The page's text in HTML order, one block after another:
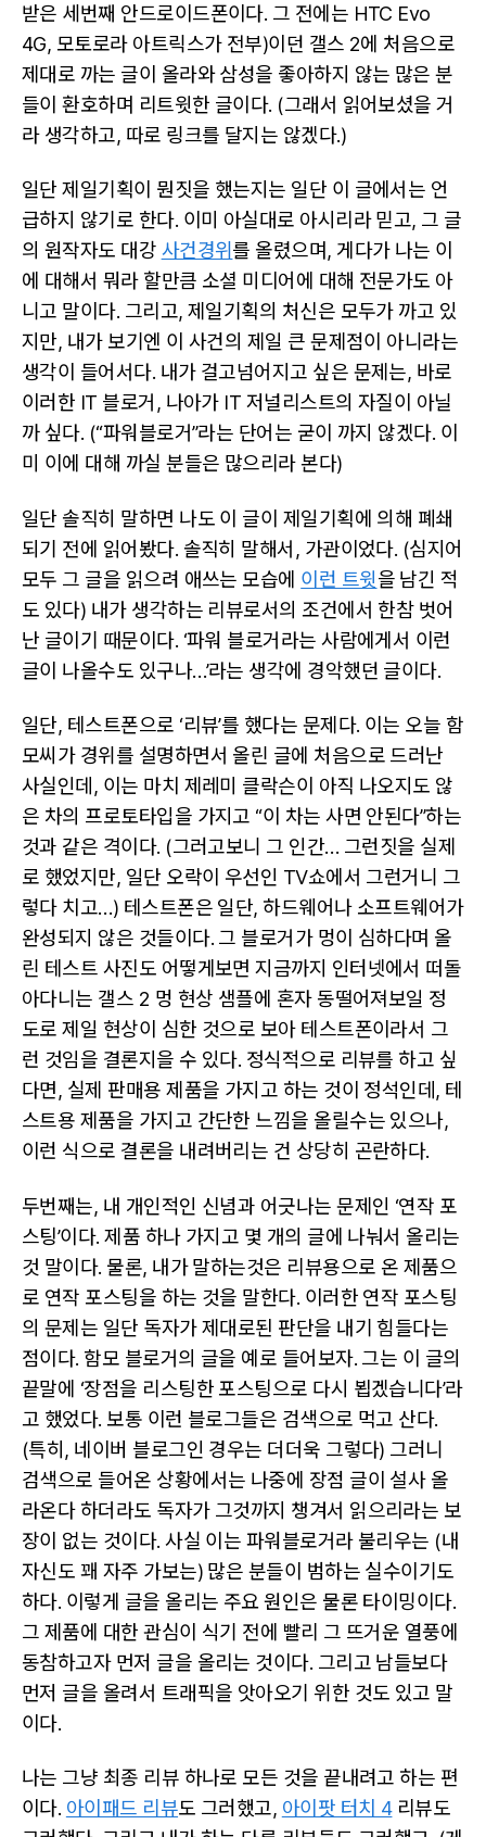
받은 세번째 안드로이드폰이다. 그 전에는 HTC Evo
4G, 모토로라 아트릭스가 전부)이던 갤스 2에 처음으로
제대로 까는 글이 올라와 삼성을 좋아하지 않는 많은 분
들이 환호하며 리트윗한 글이다. (그래서 읽어보셨을 거
라 생각하고, 따로 링크를 달지는 않겠다.)
일단 제일기획이 뭔짓을 했는지는 일단 이 글에서는 언
급하지 않기로 한다. 이미 아실대로 아시리라 믿고, 그 글
의 원작자도 대강 사건경위 를 올렸으며, 게다가 나는 이
에 대해서 뭐라 할만큼 소셜 미디어에 대해 전문가도 아
니고 말이다. 그리고, 제일기획의 처신은 모두가 까고 있
지만, 내가 보기엔 이 사건의 제일 큰 문제점이 아니라는
생각이 들어서다. 내가 걸고넘어지고 싶은 문제는, 바로
이러한 IT 블로거, 나아가 IT 저널리스트의 자질이 아닐
까 싶다. (“파워블로거”라는 단어는 굳이 까지 않겠다. 이
미 이에 대해 까실 분들은 많으리라 본다)
일단 솔직히 말하면 나도 이 글이 제일기획에 의해 폐쇄
되기 전에 읽어봤다. 솔직히 말해서, 가관이었다. (심지어
모두 그 글을 읽으려 애쓰는 모습에 이런 트윗을 남긴 적
도 있다) 내가 생각하는 리뷰로서의 조건에서 한참 벗어
난 글이기 때문이다. ‘파워 블로거라는 사람에게서 이런
글이 나올수도 있구나…’라는 생각에 경악했던 글이다.
일단, 테스트폰으로 ‘리뷰’를 했다는 문제다. 이는 오늘 함
모씨가 경위를 설명하면서 올린 글에 처음으로 드러난
사실인데, 이는 마치 제레미 클락슨이 아직 나오지도 않
은 차의 프로토타입을 가지고 “이 차는 사면 안된다”하는
것과 같은 격이다. (그러고보니 그 인간… 그런짓을 실제
로 했었지만, 일단 오락이 우선인 TV쇼에서 그런거니 그
렇다 치고…) 테스트폰은 일단, 하드웨어나 소프트웨어가
완성되지 않은 것들이다. 그 블로거가 멍이 심하다며 올
린 테스트 사진도 어떻게보면 지금까지 인터넷에서 떠돌
아다니는 갤스 2 멍 현상 샘플에 혼자 동떨어져보일 정
도로 제일 현상이 심한 것으로 보아 테스트폰이라서 그
런 것임을 결론지을 수 있다. 정식적으로 리뷰를 하고 싶
다면, 실제 판매용 제품을 가지고 하는 것이 정석인데, 테
스트용 제품을 가지고 간단한 느낌을 올릴수는 있으나,
이런 식으로 결론을 내려버리는 건 상당히 곤란하다.
두번째는, 내 개인적인 신념과 어긋나는 문제인 ‘연작 포
스팅’이다. 제품 하나 가지고 몇 개의 글에 나눠서 올리는
것 말이다. 물론, 내가 말하는것은 리뷰용으로 온 제품으
로 연작 포스팅을 하는 것을 말한다. 이러한 연작 포스팅
의 문제는 일단 독자가 제대로된 판단을 내기 힘들다는
점이다. 함모 블로거의 글을 예로 들어보자. 그는 이 글의
끝말에 ‘장점을 리스팅한 포스팅으로 다시 뵙겠습니다’라
고 했었다. 보통 이런 블로그들은 검색으로 먹고 산다.
(특히, 네이버 블로그인 경우는 더더욱 그렇다) 그러니
검색으로 들어온 상황에서는 나중에 장점 글이 설사 올
라온다 하더라도 독자가 그것까지 챙겨서 읽으리라는 보
장이 없는 것이다. 사실 이는 파워블로거라 불리우는 (내
자신도 꽤 자주 가보는) 많은 분들이 범하는 실수이기도
하다. 이렇게 글을 올리는 주요 원인은 물론 타이밍이다.
그 제품에 대한 관심이 식기 전에 빨리 그 뜨거운 열풍에
동참하고자 먼저 글을 올리는 것이다. 그리고 남들보다
먼저 글을 올려서 트래픽을 앗아오기 위한 것도 있고 말
이다.
나는 그냥 최종 리뷰 하나로 모든 것을 끝내려고 하는 편
이다. 아이패드 리뷰도 그러했고, 아이팟 터치 4리뷰도